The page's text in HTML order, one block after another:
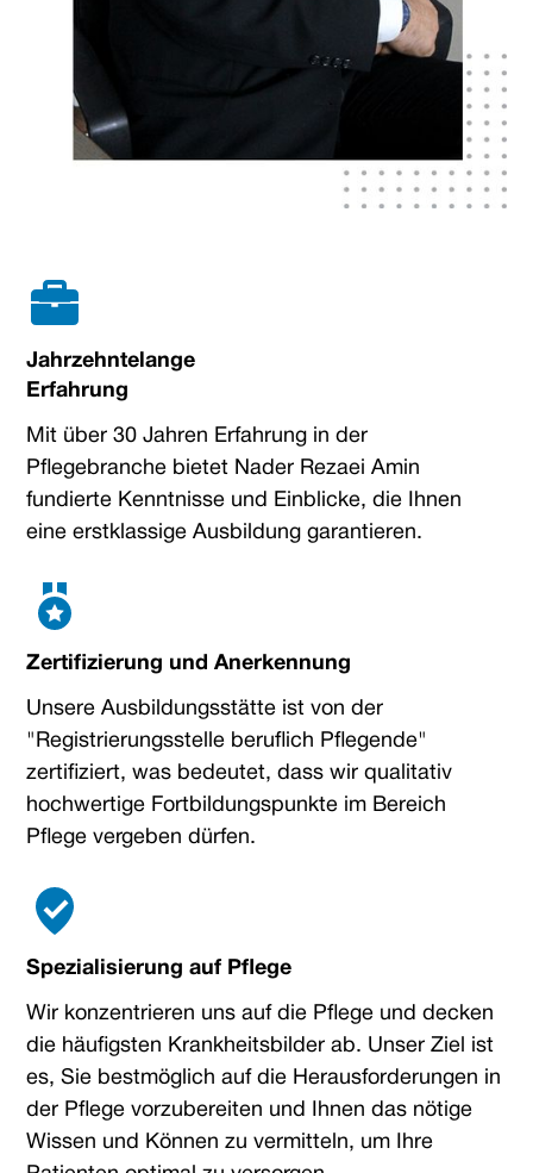
Jahrzehntelange
Erfahrung
Mit über 30 Jahren Erfahrung in der
Pflegebranche bietet Nader Rezaei Amin
fundierte Kenntnisse und Einblicke, die Ihnen
eine erstklassige Ausbildung garantieren.
Zertifizierung und Anerkennung
Unsere Ausbildungsstätte ist von der
"Registrierungsstelle beruflich Pflegende"
zertifiziert, was bedeutet, dass wir qualitativ
hochwertige Fortbildungspunkte im Bereich
Pflege vergeben dürfen.
Spezialisierung auf Pflege
Wir konzentrieren uns auf die Pflege und decken
die häufigsten Krankheitsbilder ab. Unser Ziel ist
es, Sie bestmöglich auf die Herausforderungen in
der Pflege vorzubereiten und Ihnen das nötige
Wissen und Können zu vermitteln, um Ihre